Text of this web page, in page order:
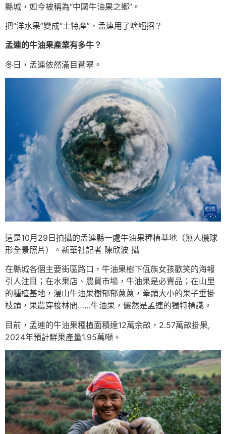
縣城，如今被稱為“中國牛油果之鄉”。
把“洋水果”變成“土特產”，孟連用了啥絕招？
孟連的牛油果產業有多牛？
冬日，孟連依然滿目蒼翠。
這是10月29日拍攝的孟連縣一處牛油果種植基地（無人機球
形全景照片）。新華社記者 陳欣波 攝
在縣城各個主要街區路口，牛油果樹下佤族女孩歡笑的海報
引人注目；在水果店、農貿市場，牛油果是必賣品；在山里
的種植基地，漫山牛油果樹郁郁蔥蔥，拳頭大小的果子垂掛
枝頭，果農穿梭林間……牛油果，儼然是孟連的獨特標識。
目前，孟連的牛油果種植面積達12萬余畝，2.57萬畝掛果,
2024年預計鮮果產量1.95萬噸。